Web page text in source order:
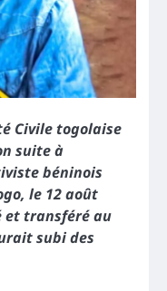
Civile togolaise
suite à
béninois
le 12 août
et transféré au
subi des